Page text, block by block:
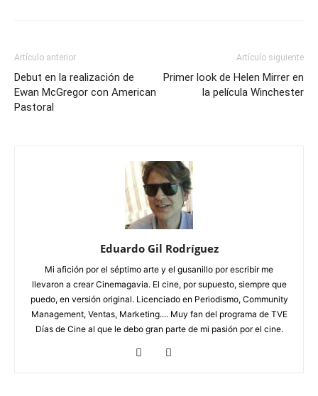
Artículo anterior
Debut en la realización de
Ewan McGregor con American
Pastoral
Artículo siguiente
Primer look de Helen Mirrer en
la película Winchester
Eduardo Gil Rodríguez
Mi afición por el séptimo arte y el gusanillo por escribir me
llevaron a crear Cinemagavia. El cine, por supuesto, siempre que
puedo, en versión original. Licenciado en Periodismo, Community
Management, Ventas, Marketing.... Muy fan del programa de TVE
Días de Cine al que le debo gran parte de mi pasión por el cine.